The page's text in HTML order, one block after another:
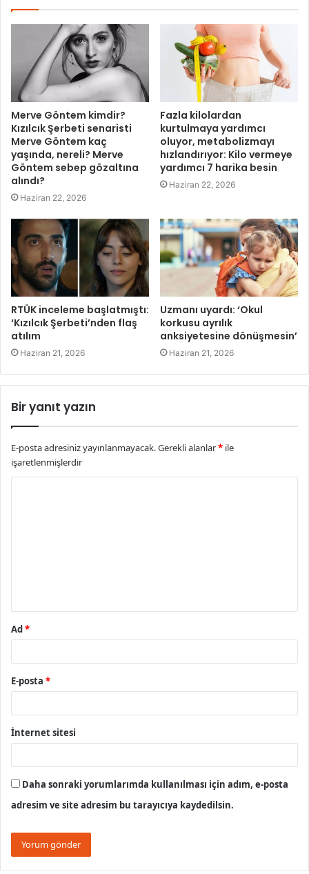
Merve Göntem kimdir?
Kızılcık Şerbeti senaristi
Merve Göntem kaç
yaşında, nereli? Merve
Göntem sebep gözaltına
alındı?
Haziran 22, 2026
Fazla kilolardan
kurtulmaya yardımcı
oluyor, metabolizmayı
hızlandırıyor: Kilo vermeye
yardımcı 7 harika besin
Haziran 22, 2026
RTÜK inceleme başlatmıştı:
‘Kızılcık Şerbeti’nden flaş
atılım
Haziran 21, 2026
Uzmanı uyardı: ‘Okul
korkusu ayrılık
anksiyetesine dönüşmesin’
Haziran 21, 2026
Bir yanıt yazın
E-posta adresiniz yayınlanmayacak.Gerekli alanlar* ile
işaretlenmişlerdir
Ad*
E-posta *
İnternet sitesi
Daha sonraki yorumlarımda kullanılması için adım, e-posta
adresim ve site adresim bu tarayıcıya kaydedilsin.